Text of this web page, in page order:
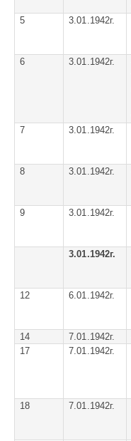
5
3.01.1942г.
6
3.01.1942г.
7
3.01.1942г.
8
3.01.1942г.
9
3.01.1942г.
3.01.1942г.
12
6.01.1942г.
14
7.01.1942г.
17
7.01.1942г.
18
7.01.1942г.